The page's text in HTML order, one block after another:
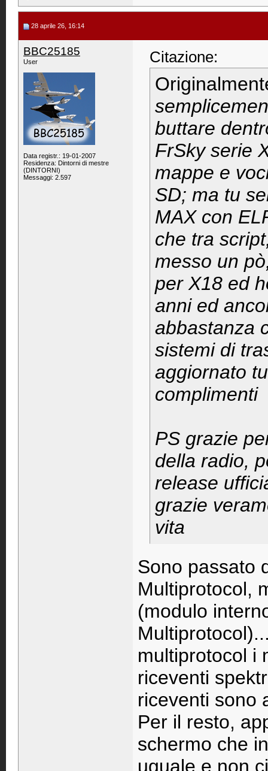
28 aprile 26, 16:14
BBC25185
User
Data registr.: 19-01-2007
Residenza: Dintorni di mestre
(DINTORNI)
Messaggi: 2.597
Citazione:
buttare
FrSky serie
mappe e
SD; ma tu
MAX con
che tra
messo un
per X18 ed
anni ed
abbastanza
sistemi di
aggiornato
complimenti
PS grazie
della radio,
release
grazie
vita
Sono passato
Multiprotocol,
(modulo
multiprotocol i
riceventi
riceventi sono
Per il resto,
schermo che
uguale e non